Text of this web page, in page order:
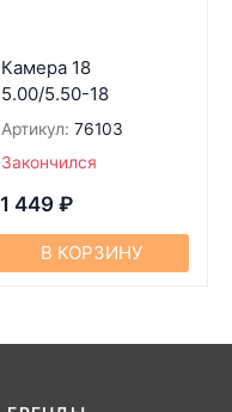
Камера 18
5.00/5.50-18
Артикул: 76103
Закончился
1 449 ₽
В КОРЗИНУ